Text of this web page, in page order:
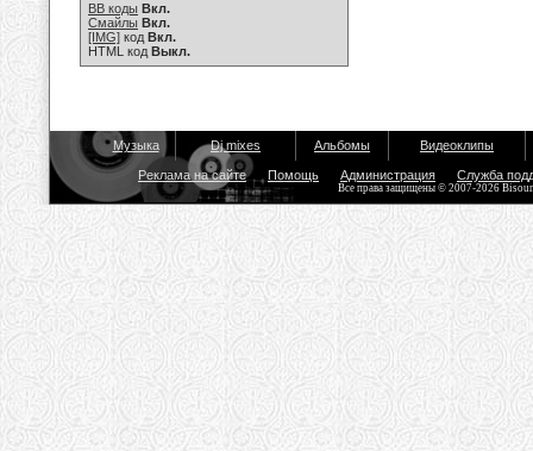
BB коды Вкл.
Смайлы Вкл.
[IMG] код Вкл.
HTML код Выкл.
Музыка Dj mixes Альбомы Видеоклипы
Реклама на сайте Помощь Администрация Служба
Все права защищены © 2007-2026